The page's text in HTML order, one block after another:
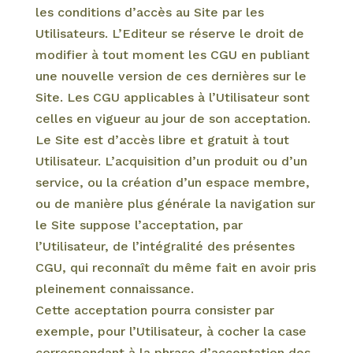
les conditions d’accès au Site par les
Utilisateurs. L’Editeur se réserve le droit de
modifier à tout moment les CGU en publiant
une nouvelle version de ces dernières sur le
Site. Les CGU applicables à l’Utilisateur sont
celles en vigueur au jour de son acceptation.
Le Site est d’accès libre et gratuit à tout
Utilisateur. L’acquisition d’un produit ou d’un
service, ou la création d’un espace membre,
ou de manière plus générale la navigation sur
le Site suppose l’acceptation, par
l’Utilisateur, de l’intégralité des présentes
CGU, qui reconnaît du même fait en avoir pris
pleinement connaissance.
Cette acceptation pourra consister par
exemple, pour l’Utilisateur, à cocher la case